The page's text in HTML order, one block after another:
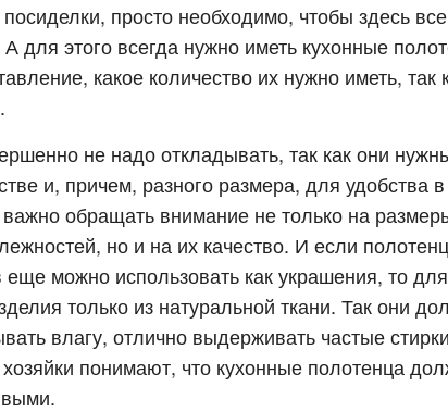
просто необходимо, чтобы здесь
для этого всегда нужно иметь кухонные
какое количество их нужно иметь, так
не надо откладывать, так как они
и, причем, разного размера, для удобства
обращать внимание не только на
но и на их качество. И если
еще можно использовать как украшения, то
только из натуральной ткани. Так они
влагу, отлично выдерживать частые
понимают, что кухонные полотенца